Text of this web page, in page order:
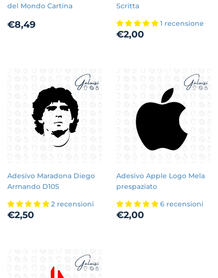
del Mondo Cartina
Prezzo
€8,49
Scritta
1 recensione
Prezzo
€2,00
Adesivo Maradona Diego
Armando D10S
2 recensioni
Prezzo
€2,50
Adesivo Apple Logo Mela
prespaziato
6 recensioni
Prezzo
€2,00